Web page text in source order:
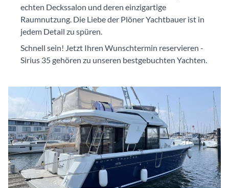
echten Deckssalon und deren einzigartige
Raumnutzung. Die Liebe der Plöner Yachtbauer ist in
jedem Detail zu spüren.
Schnell sein! Jetzt Ihren Wunschtermin reservieren -
Sirius 35 gehören zu unseren bestgebuchten Yachten.